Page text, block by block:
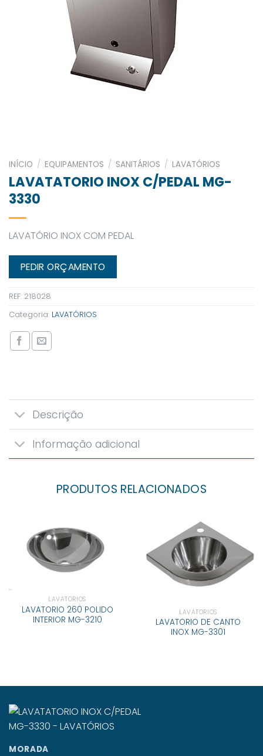
INÍCIO / EQUIPAMENTOS / SANITÁRIOS / LAVATÓRIOS
LAVATATORIO INOX C/PEDAL MG-
3330
LAVATÓRIO INOX COM PEDAL
PEDIR ORÇAMENTO
REF: 218028
Categoria: LAVATÓRIOS
Descrição
Informação adicional
PRODUTOS RELACIONADOS
LAVATÓRIOS
LAVATORIO 260 POLIDO
INTERIOR MG-3210
LAVATÓRIOS
LAVATORIO DE CANTO
INOX MG-3301
MORADA